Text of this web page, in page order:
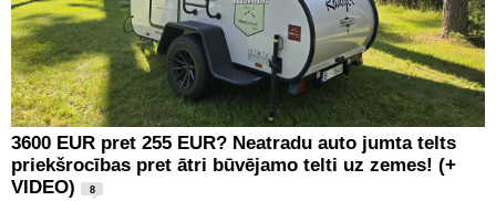
3600 EUR pret 255 EUR? Neatradu auto jumta telts
priekšrocības pret ātri būvējamo telti uz zemes! (+
VIDEO)
8